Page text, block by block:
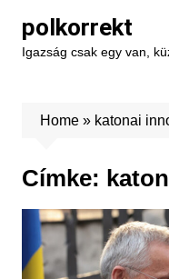
content
polkorrekt
Igazság csak egy van,
Home» katonai
Címke: